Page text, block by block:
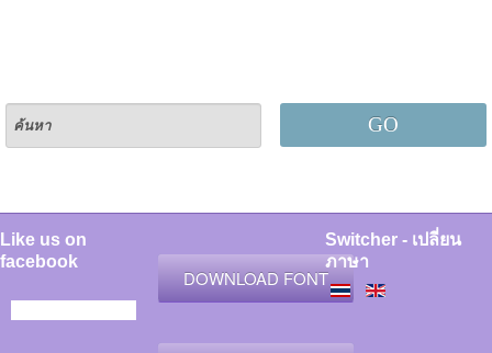
GO
Like us on
facebook
DOWNLOAD FONT
Switcher - เปลี่ยน
ภาษา